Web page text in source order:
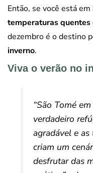
Então, se você está
temperaturas quentes
dezembro é o destino
inverno.
Viva o verão no
“São Tomé
verdadeiro
agradável e
criam um
desfrutar das